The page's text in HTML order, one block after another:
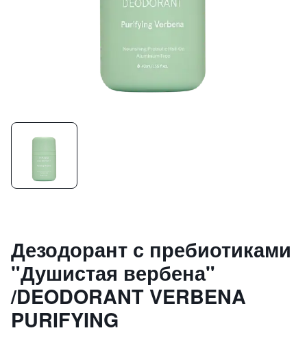
Дезодорант с пребиотиками
"Душистая вербена"
/DEODORANT VERBENA
PURIFYING